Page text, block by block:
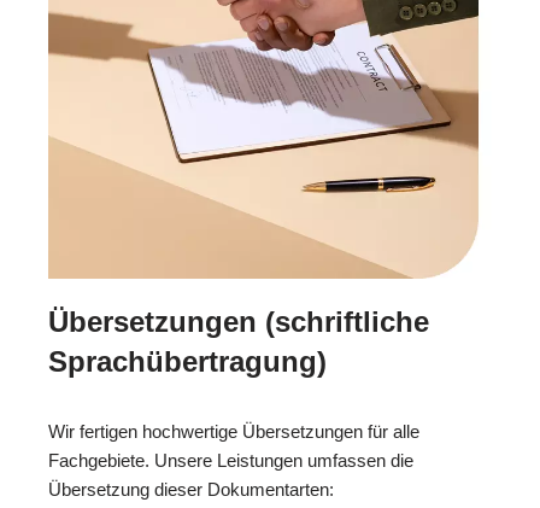
Übersetzungen (schriftliche
Sprachübertragung)
Wir fertigen hochwertige Übersetzungen für alle
Fachgebiete. Unsere Leistungen umfassen die
Übersetzung dieser Dokumentarten: